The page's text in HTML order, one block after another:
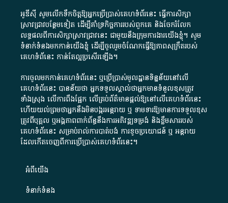
អូឌីស៊ី សូមលើកទឹកចិត្តឱ្យអ្នកប្រើប្រាស់គេហទំព័រនេះ ធ្វើការសិក្សា
ស្រាវជ្រាវបន្ថែមទៀត ដើម្បីគាំទ្រកិច្ចការ​របស់ពួកគេ និងចែករំលែក
លទ្ធផលពីការសិក្សាស្រាវជ្រាវនេះ ជាមួយនឹងក្រុមការងារយើងខ្ញុំ។ សូម
ទំនាក់ទំនងមកកាន់យើងខ្ញុំ ដើម្បីចូលរួមចំណែកធ្វើឱ្យភាពសុក្រឹតរបស់
គេហទំព័នេះ កាន់តែល្អប្រសើរឡើង។
ការចូលមកកាន់គេហទំព័រនេះ ឬប្រើប្រាស់មូលដ្ឋានទិន្នន័យនៅលើ
គេហទំព័រនេះ បានន័យថា អ្នកទទួលស្គាល់ថាអ្នកមានទំនួលខុសត្រូវ
ទាំងស្រុង លើការពឹងផ្អែក លើគ្រប់ព័ត៌មានផ្តល់ឱ្យនៅលើគេហទំព័រនេះ
ហើយយល់ព្រមថាអ្នកនឹងមិនបង្ករអន្តរាយ ឬ ទាមទារ​ឱ្យមានការទទួលខុស​
ត្រូវពីបុគ្គល ឬអង្គភាពពាក់ព័ន្ធនឹងការអភិវឌ្ឍទម្រង់ និងខ្លឹមសាររបស់
គេហទំព័រនេះ សម្រាប់រាល់ការបាត់បង់ ការខូចប្រយោជន៍ ឬ អន្តរាយ
ដែលកើតចេញពីការប្រើប្រាស់គេហទំព័រនេះ។
អំពី​យើង​
ទំនាក់ទំនង